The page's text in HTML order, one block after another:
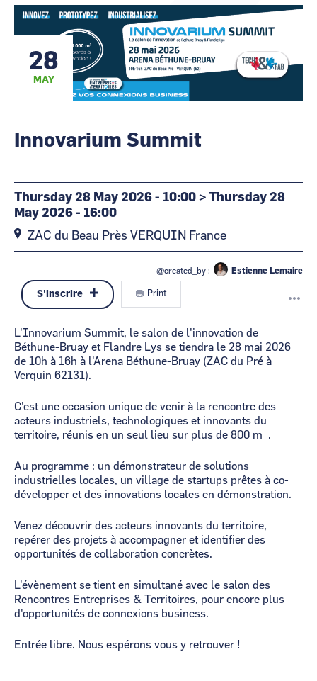
CCI Business
CCI Business
Pays de la Loire
CCI Business
CCI Business
Pays de la Loire
@cartography_link_title
@contact_link_title
28
MAY
Innovarium Summit
Thursday 28 May 2026 - 10:00 > Thursday 28
May 2026 - 16:00
ZAC du Beau Près VERQUIN France
@created_by : Estienne Lemaire
S'inscrire Print
L'Innovarium Summit, le salon de l'innovation de
Béthune-Bruay et Flandre Lys se tiendra le 28 mai 2026
de 10h à 16h à l'Arena Béthune-Bruay (ZAC du Pré à
Verquin 62131).
C'est une occasion unique de venir à la rencontre des
acteurs industriels, technologiques et innovants du
territoire, réunis en un seul lieu sur plus de 800 m².
Au programme : un démonstrateur de solutions
industrielles locales, un village de startups prêtes à co-
développer et des innovations locales en démonstration.
Venez découvrir des acteurs innovants du territoire,
repérer des projets à accompagner et identifier des
opportunités de collaboration concrètes.
L'évènement se tient en simultané avec le salon des
Rencontres Entreprises & Territoires, pour encore plus
d'opportunités de connexions business.
Entrée libre. Nous espérons vous y retrouver !